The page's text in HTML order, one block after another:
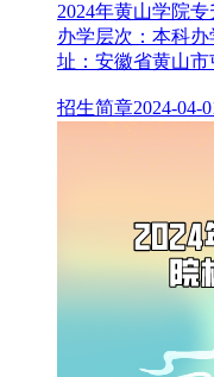
2024年黄山学院
办学层次：本科
址：安徽省黄山
招生简章2024-04-